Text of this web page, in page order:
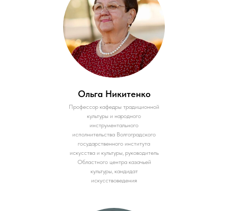
Ольга Никитенко
Профессор кафедры традиционной
культуры и народного
инструментального
исполнительства Волгоградского
государственного института
искусства и культуры, руководитель
Областного центра казачьей
культуры, кандидат
искусствоведения